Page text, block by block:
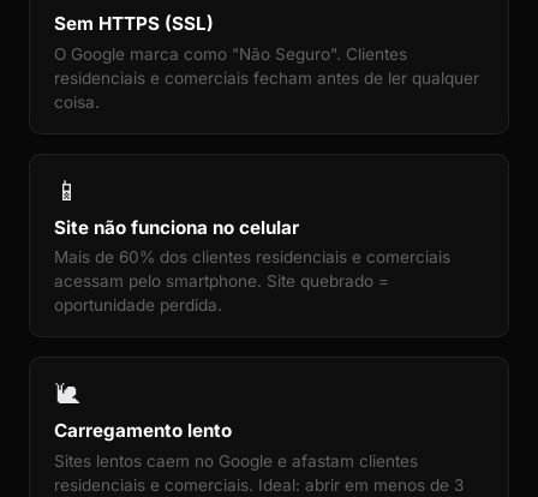
Sem HTTPS (SSL)
O Google marca como "Não Seguro". Clientes
residenciais e comerciais fecham antes de ler qualquer
coisa.
📱
Site não funciona no celular
Mais de 60% dos clientes residenciais e comerciais
acessam pelo smartphone. Site quebrado =
oportunidade perdida.
🐌
Carregamento lento
Sites lentos caem no Google e afastam clientes
residenciais e comerciais. Ideal: abrir em menos de 3